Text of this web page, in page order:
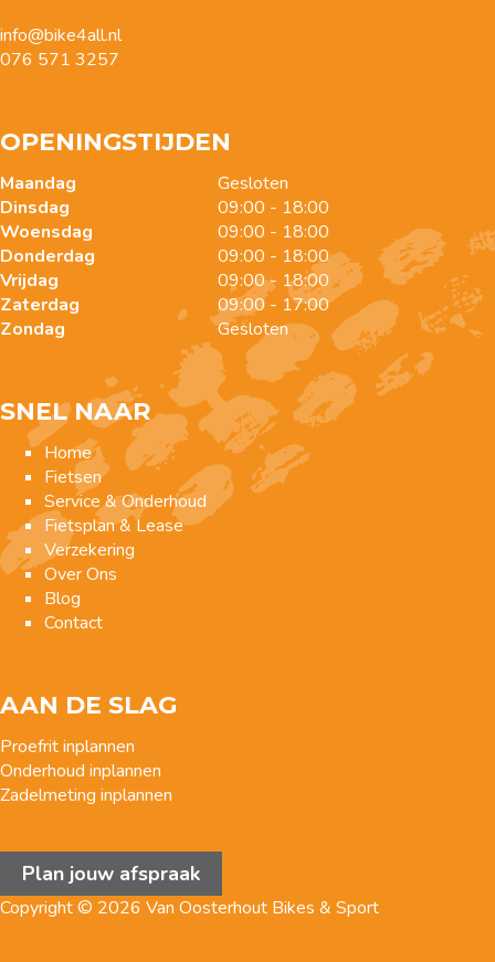
info@bike4all.nl
076 571 3257
OPENINGSTIJDEN
Maandag
Dinsdag
Woensdag
Donderdag
Vrijdag
Zaterdag
Zondag
Gesloten
09:00 - 18:00
09:00 - 18:00
09:00 - 18:00
09:00 - 18:00
09:00 - 17:00
Gesloten
SNEL NAAR
Home
Fietsen
Service & Onderhoud
Fietsplan & Lease
Verzekering
Over Ons
Blog
Contact
AAN DE SLAG
Proefrit inplannen
Onderhoud inplannen
Zadelmeting inplannen
Plan jouw afspraak
Copyright © 2026 Van Oosterhout Bikes & Sport